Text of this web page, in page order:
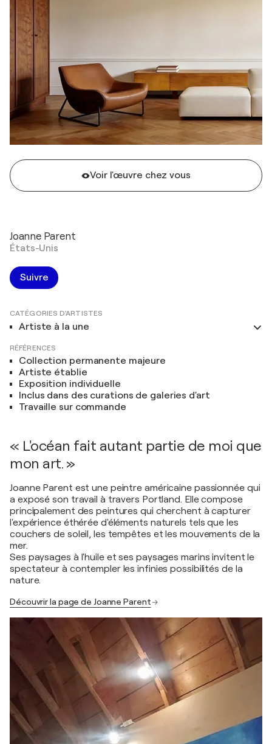
Voir l'œuvre chez vous
Joanne Parent
États-Unis
Suivre
CATÉGORIES D'ARTISTES
Artiste à la une
RÉFÉRENCES
Collection permanente majeure
Artiste établie
Exposition individuelle
Inclus dans des curations de galeries d'art
Travaille sur commande
« L'océan fait autant partie de moi que
mon art. »
Joanne Parent est une peintre américaine passionnée qui
a exposé son travail à travers Portland. Elle compose
principalement des peintures qui cherchent à capturer
l'expérience éthérée d'éléments naturels tels que les
couchers de soleil, les tempêtes et les mouvements de la
mer.
Ses paysages à l'huile et ses paysages marins invitent le
spectateur à contempler les infinies possibilités de la
nature.
Découvrir la page de Joanne Parent